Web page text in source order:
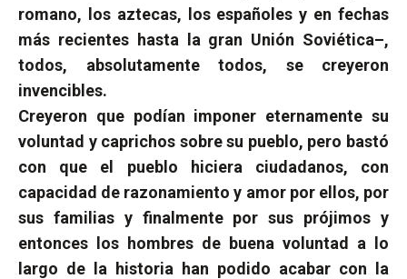
romano, los aztecas, los españoles y en fechas
más recientes hasta la gran Unión Soviética–,
todos, absolutamente todos, se creyeron
invencibles.
Creyeron que podían imponer eternamente su
voluntad y caprichos sobre su pueblo, pero bastó
con que el pueblo hiciera ciudadanos, con
capacidad de razonamiento y amor por ellos, por
sus familias y finalmente por sus prójimos y
entonces los hombres de buena voluntad a lo
largo de la historia han podido acabar con la